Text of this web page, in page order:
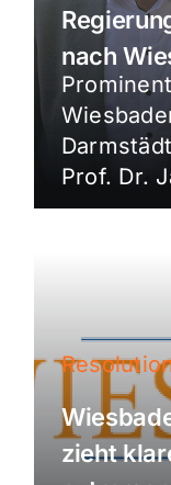
nach
Prof. Dr.
zieht